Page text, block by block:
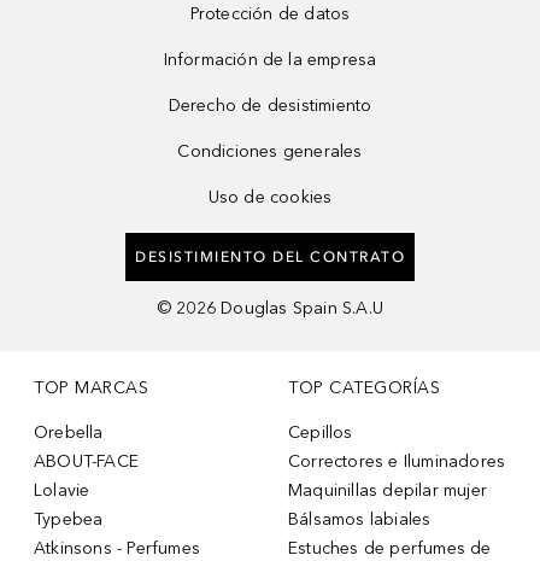
Protección de datos
Información de la empresa
Derecho de desistimiento
Condiciones generales
Uso de cookies
DESISTIMIENTO DEL CONTRATO
© 2026 Douglas Spain S.A.U
TOP MARCAS
Orebella
ABOUT-FACE
Lolavie
Typebea
Atkinsons - Perfumes
TOP CATEGORÍAS
Cepillos
Correctores e Iluminadores
Maquinillas depilar mujer
Bálsamos labiales
Estuches de perfumes de